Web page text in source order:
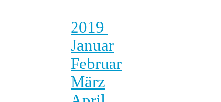
2019
Januar
Februar
März